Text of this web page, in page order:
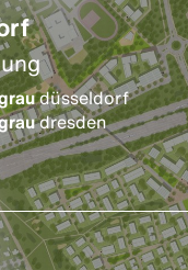
düsseldorf
dresden